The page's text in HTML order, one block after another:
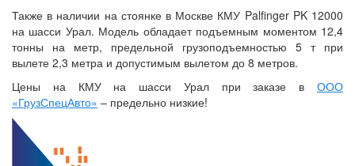
Также в наличии на стоянке в Москве КМУ Palfinger PK 12000
на шасси Урал. Модель обладает подъемным моментом 12,4
тонны на метр, предельной грузоподъемностью 5 т при
вылете 2,3 метра и допустимым вылетом до 8 метров.
Цены на КМУ на шасси Урал при заказе в ООО
«ГрузСпецАвто» – предельно низкие!